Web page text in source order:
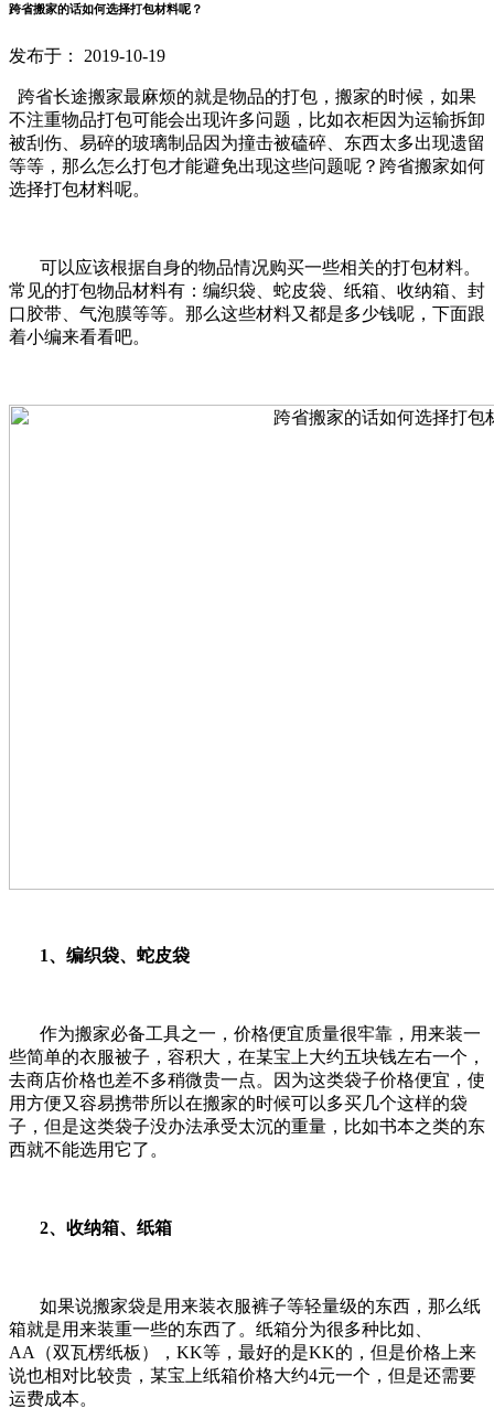
跨省搬家的话如何选择打包材料呢？
发布于： 2019-10-19
跨省长途搬家最麻烦的就是物品的打包，搬家的时候，如果
不注重物品打包可能会出现许多问题，比如衣柜因为运输拆卸
被刮伤、易碎的玻璃制品因为撞击被磕碎、东西太多出现遗留
等等，那么怎么打包才能避免出现这些问题呢？跨省搬家如何
选择打包材料呢。
可以应该根据自身的物品情况购买一些相关的打包材料。
常见的打包物品材料有：编织袋、蛇皮袋、纸箱、收纳箱、封
口胶带、气泡膜等等。那么这些材料又都是多少钱呢，下面跟
着小编来看看吧。
1、编织袋、蛇皮袋
作为搬家必备工具之一，价格便宜质量很牢靠，用来装一
些简单的衣服被子，容积大，在某宝上大约五块钱左右一个，
去商店价格也差不多稍微贵一点。因为这类袋子价格便宜，使
用方便又容易携带所以在搬家的时候可以多买几个这样的袋
子，但是这类袋子没办法承受太沉的重量，比如书本之类的东
西就不能选用它了。
2、收纳箱、纸箱
如果说搬家袋是用来装衣服裤子等轻量级的东西，那么纸
箱就是用来装重一些的东西了。纸箱分为很多种比如、
AA（双瓦楞纸板），KK等，最好的是KK的，但是价格上来
说也相对比较贵，某宝上纸箱价格大约4元一个，但是还需要
运费成本。